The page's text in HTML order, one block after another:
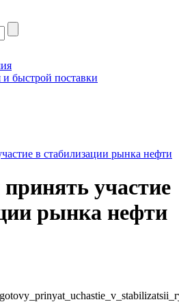
быстрой поставки
в стабилизации рынка нефти
участие
рынка нефти